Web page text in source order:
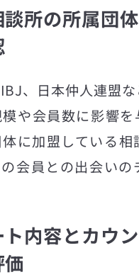
所の所属団
、日本仲人連盟
や会員数に影響を
に加盟している相
会員との出会いの
内容とカウ